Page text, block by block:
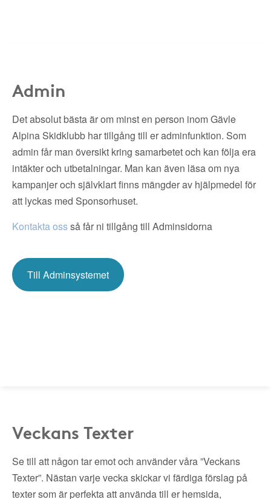
Admin
Det absolut bästa är om minst en person inom Gävle
Alpina Skidklubb har tillgång till er adminfunktion. Som
admin får man översikt kring samarbetet och kan följa era
intäkter och utbetalningar. Man kan även läsa om nya
kampanjer och självklart finns mängder av hjälpmedel för
att lyckas med Sponsorhuset.
Kontakta ossså får ni tillgång till Adminsidorna
Till Adminsystemet
Veckans Texter
Se till att någon tar emot och använder våra ”Veckans
Texter”. Nästan varje vecka skickar vi färdiga förslag på
texter som är perfekta att använda till er hemsida,